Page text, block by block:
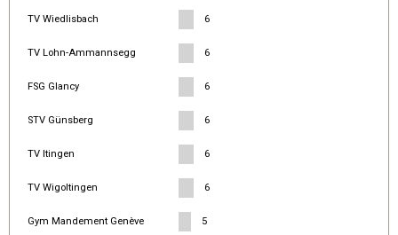
TV Wiedlisbach 6
TV Lohn-Ammannsegg 6
FSG Glancy 6
STV Günsberg 6
TV Itingen 6
TV Wigoltingen 6
Gym Mandement Genève 5